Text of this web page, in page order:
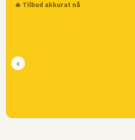
🔥 Tilbud akkurat nå
‹